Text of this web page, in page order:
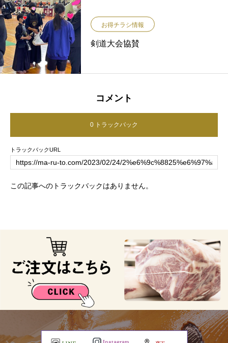
お得チラシ情報
剣道大会協賛
コメント
0 トラックバック
トラックバックURL
この記事へのトラックバックはありません。